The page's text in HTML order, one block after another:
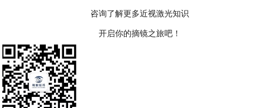
咨询了解更多近视激光知识
开启你的摘镜之旅吧！